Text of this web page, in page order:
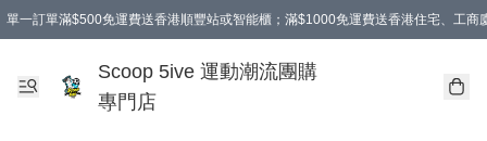
單一訂單滿$500免運費送香港順豐站或智能櫃；滿$1000免運費送香港住宅、工商
Scoop 5ive 運動潮流團購
專門店